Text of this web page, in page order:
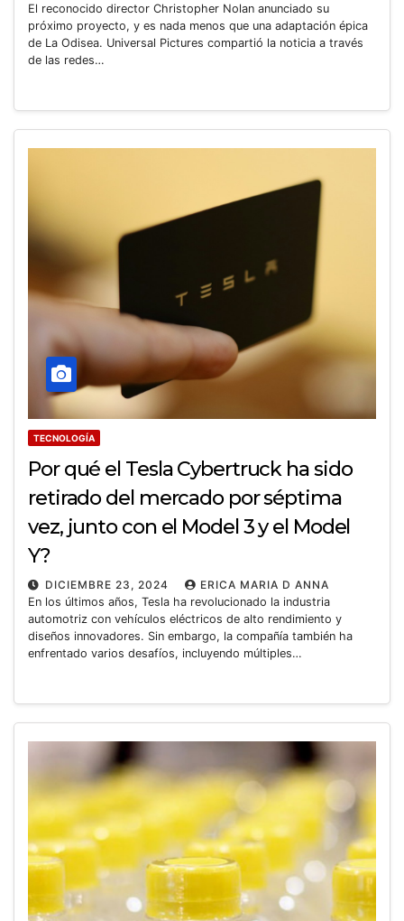
El reconocido director Christopher Nolan anunciado su
próximo proyecto, y es nada menos que una adaptación épica
de La Odisea. Universal Pictures compartió la noticia a través
de las redes…
TECNOLOGÍA
Por qué el Tesla Cybertruck ha sido
retirado del mercado por séptima
vez, junto con el Model 3 y el Model
Y?
DICIEMBRE 23, 2024
ERICA MARIA D ANNA
En los últimos años, Tesla ha revolucionado la industria
automotriz con vehículos eléctricos de alto rendimiento y
diseños innovadores. Sin embargo, la compañía también ha
enfrentado varios desafíos, incluyendo múltiples…